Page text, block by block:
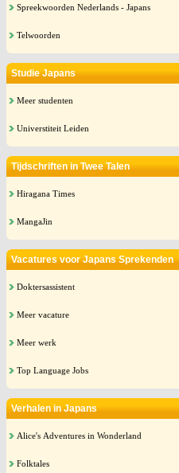
Spreekwoorden Nederlands - Japans
Telwoorden
Studie Japans
Meer studenten
Universtiteit Leiden
Tijdschriften in Twee Talen
Hiragana Times
MangaJin
Vacatures voor Japans Sprekenden
Doktersassistent
Meer vacature
Meer werk
Top Language Jobs
Verhalen in Japans
Alice's Adventures in Wonderland
Folktales